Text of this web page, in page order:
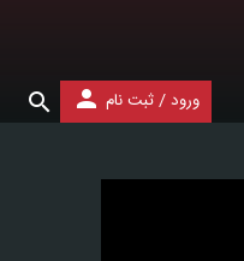
ورود/ثبت نام